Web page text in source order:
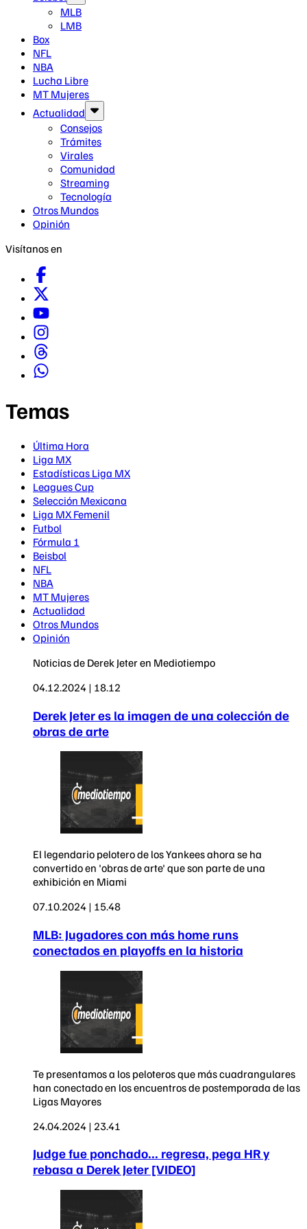
MLB
LMB
Box
NFL
NBA
Lucha Libre
MT Mujeres
Actualidad
Consejos
Trámites
Virales
Comunidad
Streaming
Tecnología
Otros Mundos
Opinión
Visítanos en
Temas
Última Hora
Liga MX
Estadísticas Liga MX
Leagues Cup
Selección Mexicana
Liga MX Femenil
Futbol
Fórmula 1
Beisbol
NFL
NBA
MT Mujeres
Actualidad
Otros Mundos
Opinión
Noticias de Derek Jeter en Mediotiempo
04.12.2024 | 18.12
Derek Jeter es la imagen de una colección de
obras de arte
El legendario pelotero de los Yankees ahora se ha
convertido en 'obras de arte' que son parte de una
exhibición en Miami
07.10.2024 | 15.48
MLB: Jugadores con más home runs
conectados en playoffs en la historia
Te presentamos a los peloteros que más cuadrangulares
han conectado en los encuentros de postemporada de las
Ligas Mayores
24.04.2024 | 23.41
Judge fue ponchado... regresa, pega HR y
rebasa a Derek Jeter [VIDEO]